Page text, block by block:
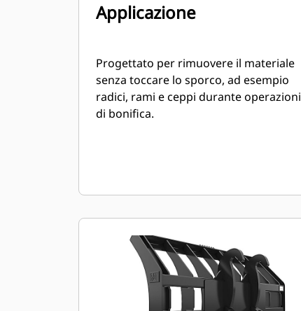
Applicazione
Progettato per rimuovere il materiale
senza toccare lo sporco, ad esempio
radici, rami e ceppi durante operazioni
di bonifica.